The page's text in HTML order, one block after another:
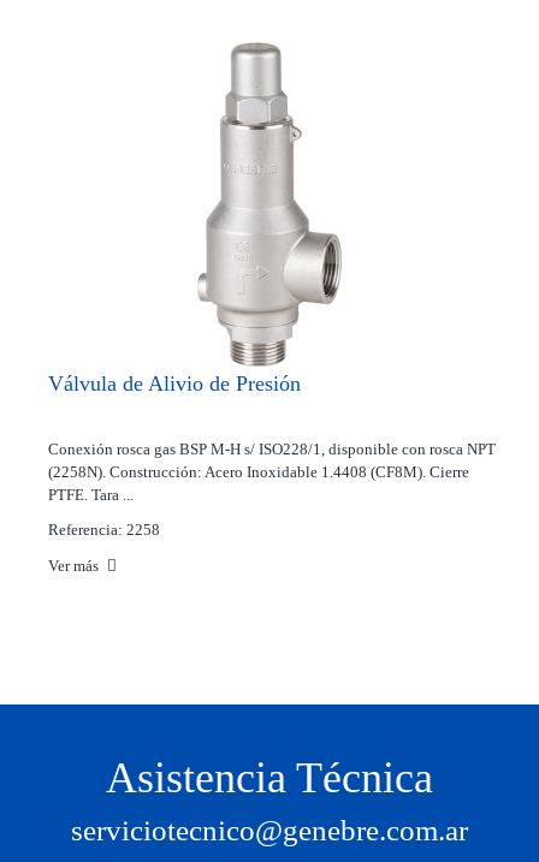
Válvula de Alivio de Presión
Conexión rosca gas BSP M-H s/ ISO228/1, disponible con rosca NPT
(2258N). Construcción: Acero Inoxidable 1.4408 (CF8M). Cierre
PTFE. Tara ...
Referencia: 2258
Ver más
Asistencia Técnica
serviciotecnico@genebre.com.ar